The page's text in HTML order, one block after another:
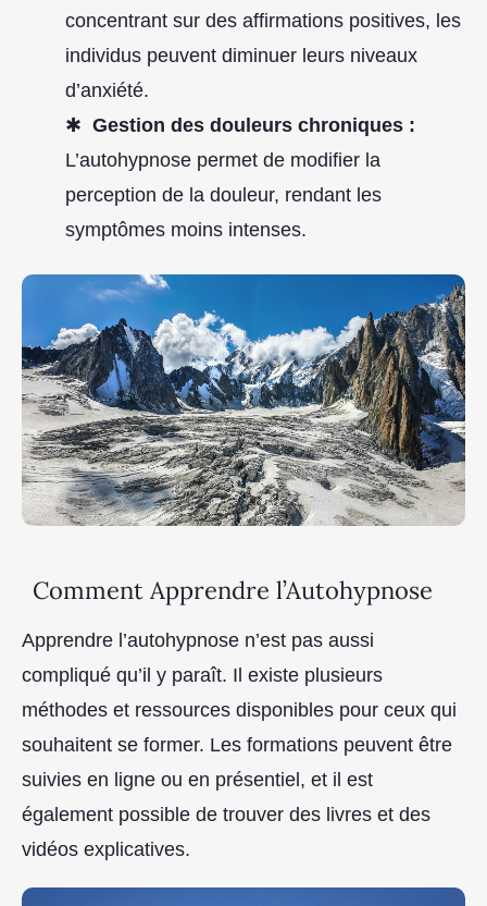
concentrant sur des affirmations positives, les
individus peuvent diminuer leurs niveaux
d’anxiété.
Gestion des douleurs chroniques :
L’autohypnose permet de modifier la
perception de la douleur, rendant les
symptômes moins intenses.
Comment Apprendre l’Autohypnose
Apprendre l’autohypnose n’est pas aussi
compliqué qu’il y paraît. Il existe plusieurs
méthodes et ressources disponibles pour ceux qui
souhaitent se former. Les formations peuvent être
suivies en ligne ou en présentiel, et il est
également possible de trouver des livres et des
vidéos explicatives.